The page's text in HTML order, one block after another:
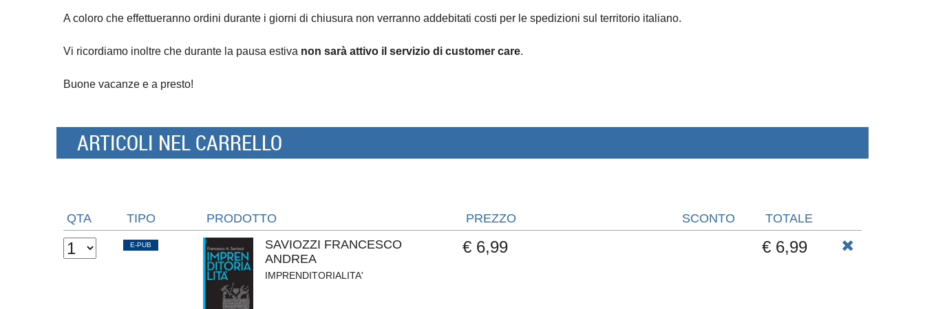
A coloro che effettueranno ordini durante i giorni di chiusura non verranno addebitati costi per le spedizioni sul territorio italiano.
Vi ricordiamo inoltre che durante la pausa estiva non sarà attivo il servizio di customer care.
Buone vacanze e a presto!
ARTICOLI NEL CARRELLO
QTA TIPO PRODOTTO PREZZO SCONTO TOTALE
E-PUB
SAVIOZZI FRANCESCO
ANDREA
IMPRENDITORIALITA'
€ 6,99 € 6,99